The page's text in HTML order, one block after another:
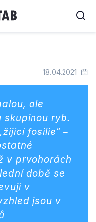
18.04.2021
ale
skupinou ryb.
fosilie“ –
v prvohorách
době se
v
jsou v